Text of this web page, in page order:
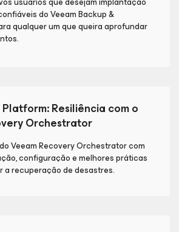
do Veeam Backup &
qualquer um que queira aprofundar
Resiliência com o
Orchestrator
Veeam Recovery Orchestrator com
configuração e melhores práticas
a recuperação de desastres.